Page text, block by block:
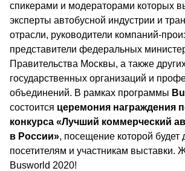
спикерами и модераторами которых
эксперты автобусной индустрии и
отрасли, руководители компаний-
представители федеральных
Правительства Москвы, а также
государственных организаций и
объединений. В рамках программы
состоится церемония награждения
конкурса «Лучший коммерческий
в России», посещение которой будет
посетителям и участникам выставки.
Busworld 2020!